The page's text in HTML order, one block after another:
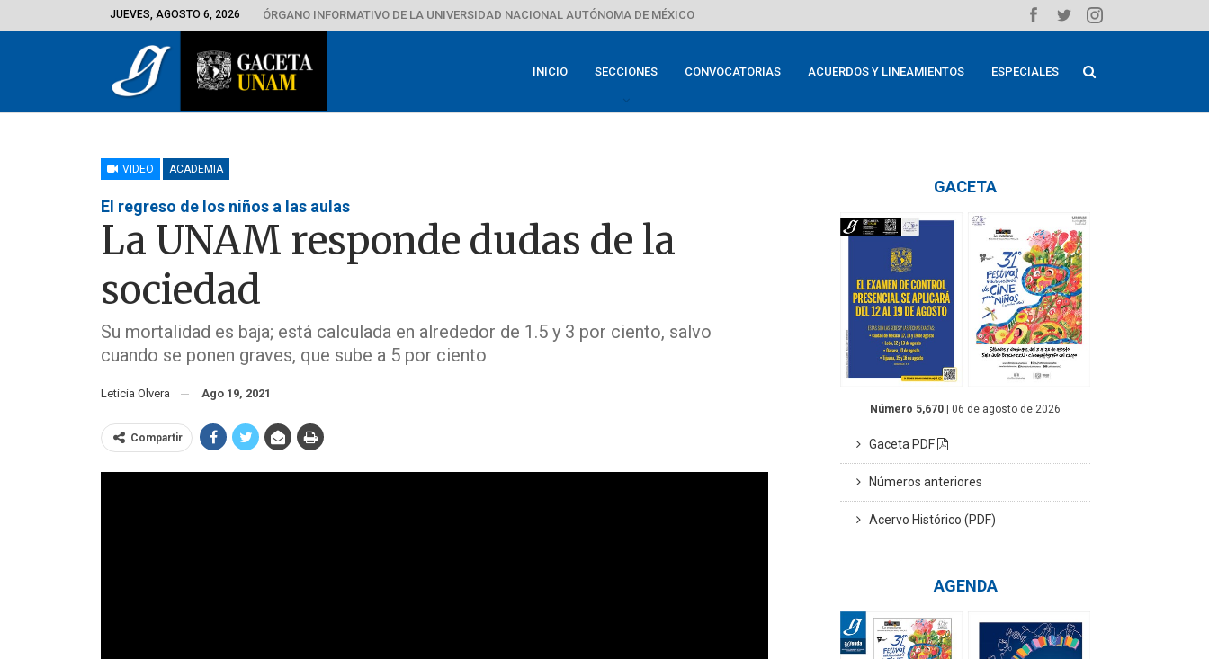
JUEVES, AGOSTO 6, 2026 ÓRGANO INFORMATIVO DE LA UNIVERSIDAD NACIONAL AUTÓNOMA DE MÉXICO
INICIO SECCIONES CONVOCATORIAS ACUERDOS Y LINEAMIENTOS ESPECIALES
VIDEO ACADEMIA
El regreso de los niños a las aulas
La UNAM responde dudas de la
sociedad
Su mortalidad es baja; está calculada en alrededor de 1.5 y 3 por ciento, salvo
cuando se ponen graves, que sube a 5 por ciento
Leticia Olvera Ago 19, 2021
Compartir
GACETA
Número 5,670 | 06 de agosto de 2026
Gaceta PDF
Números anteriores
Acervo Histórico (PDF)
AGENDA